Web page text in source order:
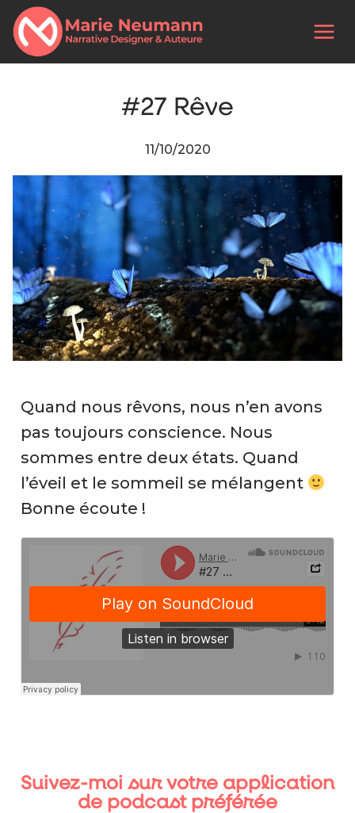
#27 Rêve
Par
Neumann
11/10/2020
Quand nous rêvons, nous n’en avons
pas toujours conscience. Nous
sommes entre deux états. Quand
l’éveil et le sommeil se mélangent
Bonne écoute !
Suivez-moi sur votre application
de podcast préférée